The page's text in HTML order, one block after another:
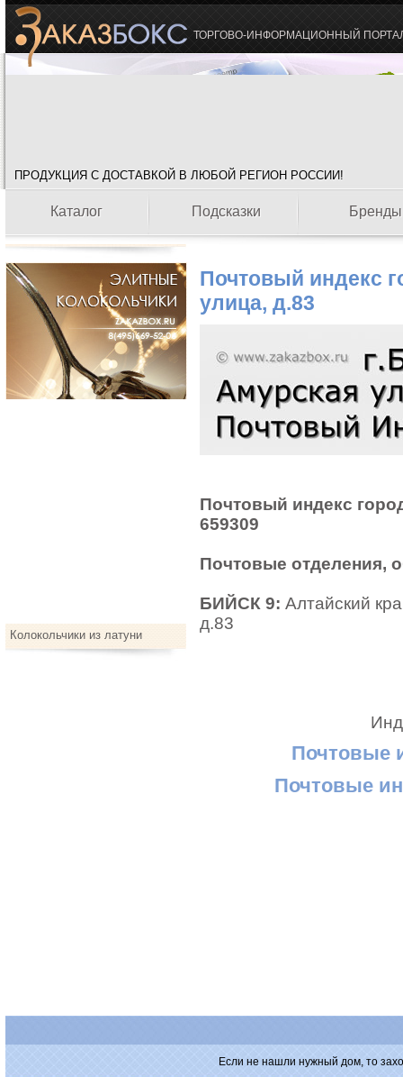
ТОРГОВО-ИНФОРМАЦИОННЫЙ
ПРОДУКЦИЯ С ДОСТАВКОЙ В ЛЮБОЙ РЕГИОН РОССИИ!
Каталог Подсказки Бренды
Колокольчики из латуни
Почтовый индекс
улица, д.83
Почтовый индекс
659309
Почтовые отделения,
БИЙСК 9: Алтайский
д.83
Почтовые
Почтовые
Если не нашли нужный дом, то